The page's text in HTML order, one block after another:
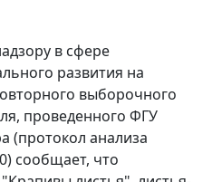
в сфере
развития на
выборочного
проведенного ФГУ
(протокол анализа
сообщает, что